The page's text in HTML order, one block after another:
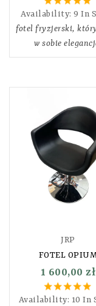
Availability: 9 In
fotel fryzjerski,
w sobie
funkcjonalność i
Wykonany z
jakości skóry
klasycznym
kolorze, stanowi
uzupełnienie
nowoczesnego
fryzjerskiego.
zastosowaniu
hydraulicznej z
ułatwia pracę
JRP
FOTEL
1 600,00 zł
Availability: 10 In